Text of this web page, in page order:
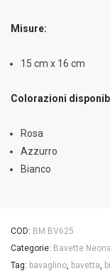
Misure:
15 cm x 16 cm
Colorazioni
Rosa
Azzurro
Bianco
COD: BM.BV625
Categorie: Bavette
Tag: bavaglino bavetta